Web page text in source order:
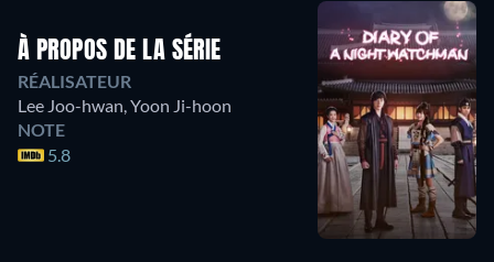
À PROPOS DE LA SÉRIE
RÉALISATEUR
Lee Joo-hwan Yoon Ji-hoon
NOTE
5.8